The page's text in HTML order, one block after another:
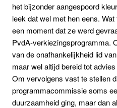
het bijzonder aangespoord
leek dat wel met hen eens.
een moment dat ze werd
PvdA-verkiezingsprogramma.
van de onafhankelijkheid lid
maar wel altijd bereid tot
Om vervolgens vast te stellen
programmacommissie soms
duurzaamheid ging, maar dan